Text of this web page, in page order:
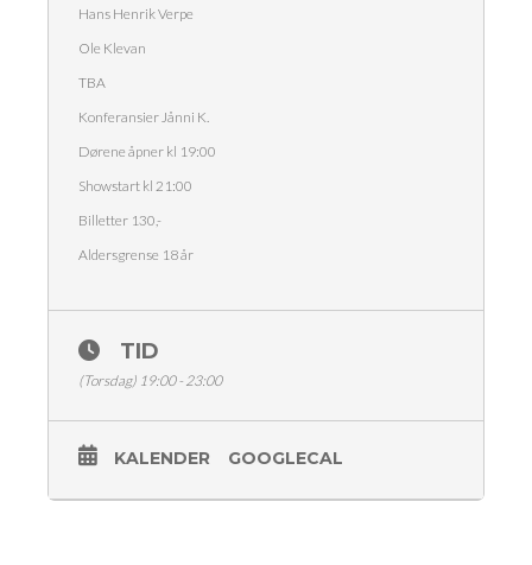
Hans Henrik Verpe
Ole Klevan
TBA
Konferansier Jånni K.
Dørene åpner kl 19:00
Showstart kl 21:00
Billetter 130,-
Aldersgrense 18 år
TID
(Torsdag) 19:00 - 23:00
KALENDER GOOGLECAL